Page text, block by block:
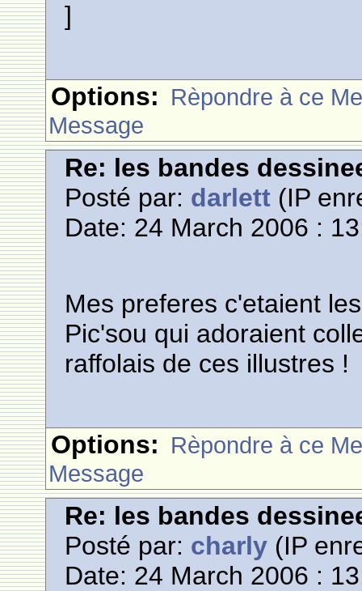
]
Options: Rèpondre à ce
Message
Re: les bandes
Posté par: darlett (IP
Date: 24 March 2006 :
Mes preferes c'etaient
Pic'sou qui adoraient
raffolais de ces illustres !
Options: Rèpondre à ce
Message
Re: les bandes
Posté par: charly (IP
Date: 24 March 2006 :